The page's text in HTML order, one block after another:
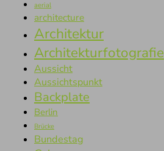
aerial
architecture
Architektur
Architekturfotografie
Aussicht
Aussichtspunkt
Backplate
Berlin
Brücke
Bundestag